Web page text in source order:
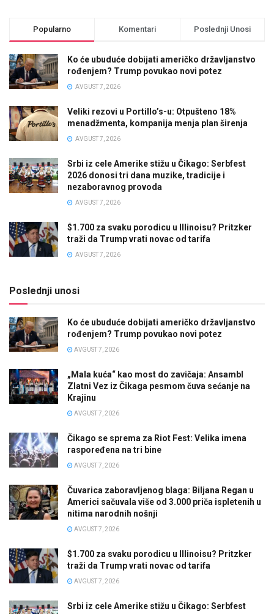
Popularno Komentari Poslednji Unosi
Ko će ubuduće dobijati američko državljanstvo
rođenjem? Trump povukao novi potez
AVGUST 7, 2026
Veliki rezovi u Portillo’s-u: Otpušteno 18%
menadžmenta, kompanija menja plan širenja
AVGUST 7, 2026
Srbi iz cele Amerike stižu u Čikago: Serbfest
2026 donosi tri dana muzike, tradicije i
nezaboravnog provoda
AVGUST 7, 2026
$1.700 za svaku porodicu u Illinoisu? Pritzker
traži da Trump vrati novac od tarifa
AVGUST 7, 2026
Poslednji unosi
Ko će ubuduće dobijati američko državljanstvo
rođenjem? Trump povukao novi potez
AVGUST 7, 2026
„Mala kuća“ kao most do zavičaja: Ansambl
Zlatni Vez iz Čikaga pesmom čuva sećanje na
Krajinu
AVGUST 7, 2026
Čikago se sprema za Riot Fest: Velika imena
raspoređena na tri bine
AVGUST 7, 2026
Čuvarica zaboravljenog blaga: Biljana Regan u
Americi sačuvala više od 3.000 priča ispletenih u
nitima narodnih nošnji
AVGUST 7, 2026
$1.700 za svaku porodicu u Illinoisu? Pritzker
traži da Trump vrati novac od tarifa
AVGUST 7, 2026
Srbi iz cele Amerike stižu u Čikago: Serbfest